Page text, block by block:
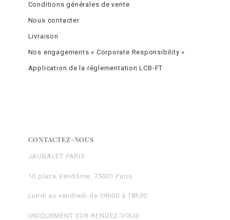
Conditions générales de vente
Nous contacter
Livraison
Nos engagements « Corporate Responsibility »
Application de la réglementation LCB-FT
CONTACTEZ-NOUS
JAUBALET PARIS
10 place Vendôme, 75001 Paris
Lundi au vendredi de 09h00 à 18h30
UNIQUEMENT SUR RENDEZ-VOUS